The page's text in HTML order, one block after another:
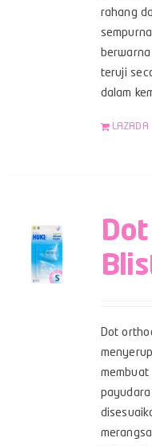
rahang
teruji
dalam
LAZADA
Dot